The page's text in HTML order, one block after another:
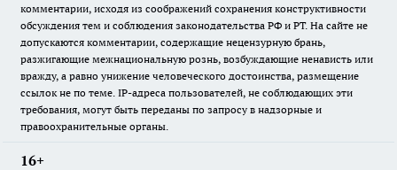
комментарии, исходя из соображений сохранения конструктивности
обсуждения тем и соблюдения законодательства РФ и РТ. На сайте не
допускаются комментарии, содержащие нецензурную брань,
разжигающие межнациональную рознь, возбуждающие ненависть или
вражду, а равно унижение человеческого достоинства, размещение
ссылок не по теме. IP-адреса пользователей, не соблюдающих эти
требования, могут быть переданы по запросу в надзорные и
правоохранительные органы.
16+